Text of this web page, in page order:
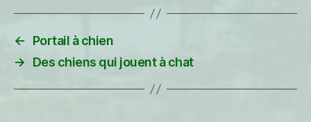
←
Portail à chien
→
Des chiens qui jouent à chat